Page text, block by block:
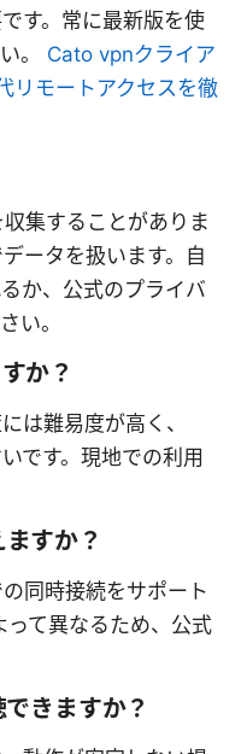
す。常に最新版を使
。 Cato vpnクライア
リモートアクセスを徹
集することがありま
ータを扱います。自
か、公式のプライバ
い。
か？
は難易度が高く、
です。現地での利用
すか？
同時接続をサポート
って異なるため、公式
きますか？